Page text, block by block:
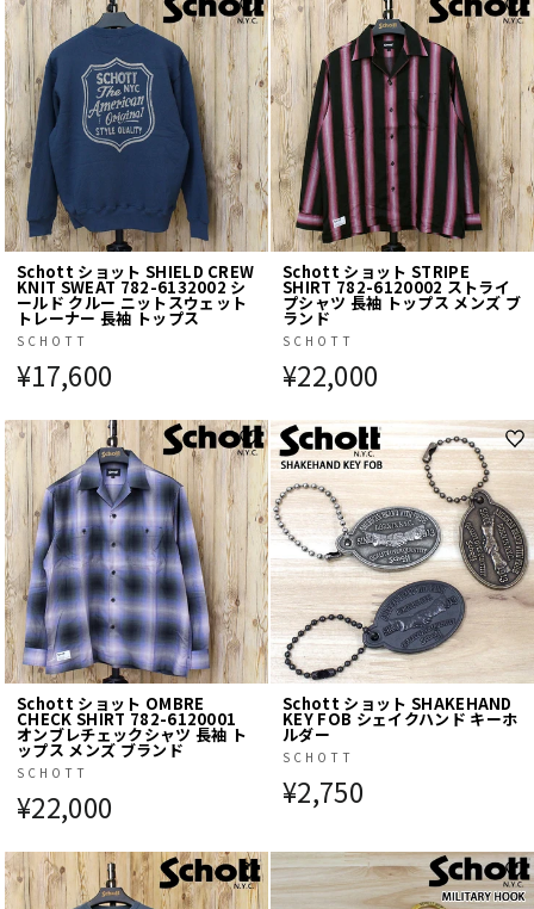
Schott ショット SHIELD CREW
KNIT SWEAT 782-6132002 シ
ールド クルー ニットスウェット
トレーナー 長袖 トップス
SCHOTT
¥17,600
Schott ショット STRIPE
SHIRT 782-6120002 ストライ
プシャツ 長袖 トップス メンズ ブ
ランド
SCHOTT
¥22,000
Schott ショット OMBRE
CHECK SHIRT 782-6120001
オンブレチェックシャツ 長袖 ト
ップス メンズ ブランド
SCHOTT
¥22,000
Schott ショット SHAKEHAND
KEY FOB シェイクハンド キーホ
ルダー
SCHOTT
¥2,750